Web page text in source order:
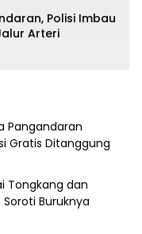
Polisi Imbau
Arteri
Pangandaran
Gratis Ditanggung
Tongkang dan
Buruknya